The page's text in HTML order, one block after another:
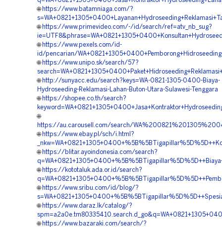
🌐 https://www.batamniaga.com/?
🌐 https://www.primevideo.com/-/id/search/ref=atv_nb_sug?
🌐 https://www.pexels.com/id-
id/pencarian/
🌐 https://www.unipo.sk/search/57?
🌐 http://sunyacc.edu/search?keys=WA-0821-1305-0400-Biaya-
Hydroseeding-Reklamasi-Lahan-Buton-Utara-Sulawesi-Tenggara
🌐 https://shopee.co.th/search?
🌐
https://au.carousell.com/search/
🌐 https://www.ebay.pl/sch/i.html?
🌐 https://blitar.ayoindonesia.com/search?
🌐 https://kototaluk.ada.or.id/search?
🌐 https://www.sribu.com/id/blog/?
🌐 https://www.daraz.lk/catalog/?
🌐 https://www.bazaraki.com/search/?